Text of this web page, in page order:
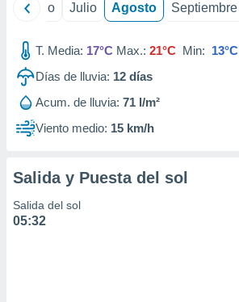
Junio Julio Agosto Septiembre
T. Media: 17°C Max.: 21°C Min: 13°C
Días de lluvia: 12 días
Acum. de lluvia: 71 l/m²
Viento medio: 15 km/h
Salida y Puesta del sol
Salida del sol
05:32